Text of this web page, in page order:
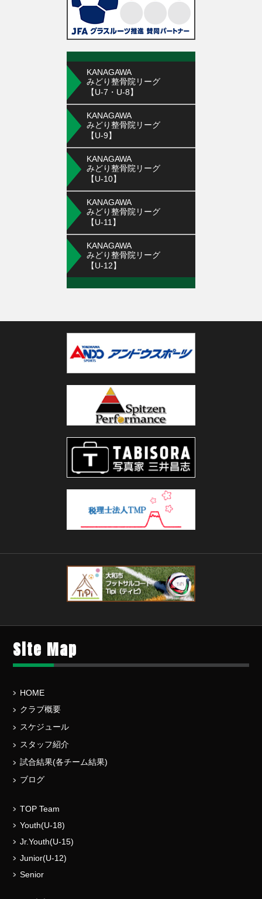
KANAGAWA
みどり整骨院リーグ
【U-7・U-8】
KANAGAWA
みどり整骨院リーグ
【U-9】
KANAGAWA
みどり整骨院リーグ
【U-10】
KANAGAWA
みどり整骨院リーグ
【U-11】
KANAGAWA
みどり整骨院リーグ
【U-12】
Site Map
HOME
クラブ概要
スケジュール
スタッフ紹介
試合結果(各チーム結果)
ブログ
TOP Team
Youth(U-18)
Jr.Youth(U-15)
Junior(U-12)
Senior